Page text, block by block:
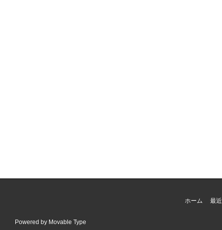
ホーム 最
Powered by Movable Type